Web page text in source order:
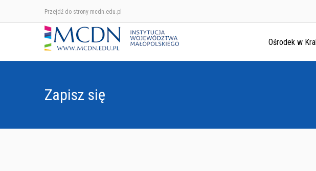
Przejdź do strony mcdn.edu.pl
Ośrodek w
Zapisz się